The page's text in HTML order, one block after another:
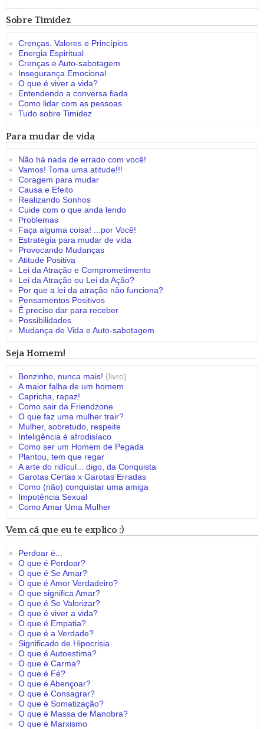
Sobre Timidez
Crenças, Valores e Princípios
Energia Espiritual
Crenças e Auto-sabotagem
Insegurança Emocional
O que é viver a vida?
Entendendo a conversa fiada
Como lidar com as pessoas
Tudo sobre Timidez
Para mudar de vida
Não há nada de errado com você!
Vamos! Toma uma atitude!!!
Coragem para mudar
Causa e Efeito
Realizando Sonhos
Cuide com o que anda lendo
Problemas
Faça alguma coisa! ...por Você!
Estratégia para mudar de vida
Provocando Mudanças
Atitude Positiva
Lei da Atração e Comprometimento
Lei da Atração ou Lei da Ação?
Por que a lei da atração não funciona?
Pensamentos Positivos
É preciso dar para receber
Possibilidades
Mudança de Vida e Auto-sabotagem
Seja Homem!
Bonzinho, nunca mais! (livro)
A maior falha de um homem
Capricha, rapaz!
Como sair da Friendzone
O que faz uma mulher trair?
Mulher, sobretudo, respeite
Inteligência é afrodisíaco
Como ser um Homem de Pegada
Plantou, tem que regar
A arte do ridícul... digo, da Conquista
Garotas Certas x Garotas Erradas
Como (não) conquistar uma amiga
Impotência Sexual
Como Amar Uma Mulher
Vem cá que eu te explico :)
Perdoar é...
O que é Perdoar?
O que é Se Amar?
O que é Amor Verdadeiro?
O que significa Amar?
O que é Se Valorizar?
O que é viver a vida?
O que é Empatia?
O que é a Verdade?
Significado de Hipocrisia
O que é Autoestima?
O que é Carma?
O que é Fé?
O que é Abençoar?
O que é Consagrar?
O que é Somatização?
O que é Massa de Manobra?
O que é Marxismo